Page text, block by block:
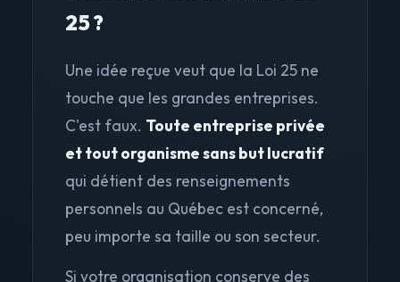
25 ?
Une idée reçue veut que la Loi 25 ne
touche que les grandes entreprises.
C'est faux. Toute entreprise privée
et tout organisme sans but lucratif
qui détient des renseignements
personnels au Québec est concerné,
peu importe sa taille ou son secteur.
Si votre organisation conserve des